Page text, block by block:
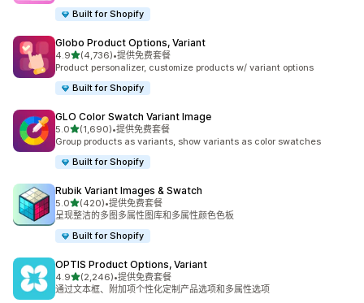
Built for Shopify
Globo Product Options, Variant
4.9星（满分 5 星）
(4,736)
总共 4736 条评论
•提供免费套餐
Product personalizer, customize products w/ variant options
Built for Shopify
GLO Color Swatch Variant Image
5.0星（满分 5 星）
(1,690)
总共 1690 条评论
•提供免费套餐
Group products as variants, show variants as color swatches
Built for Shopify
Rubik Variant Images & Swatch
5.0星（满分 5 星）
(420)
总共 420 条评论
•提供免费套餐
呈现整洁的多图多属性图库和多属性颜色色板
Built for Shopify
OPTIS Product Options, Variant
4.9星（满分 5 星）
(2,246)
总共 2246 条评论
•提供免费套餐
通过文本框、附加项个性化定制产品选项和多属性选项